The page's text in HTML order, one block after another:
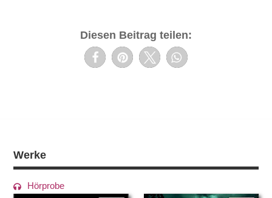
Diesen Beitrag teilen:
Werke
Hörprobe